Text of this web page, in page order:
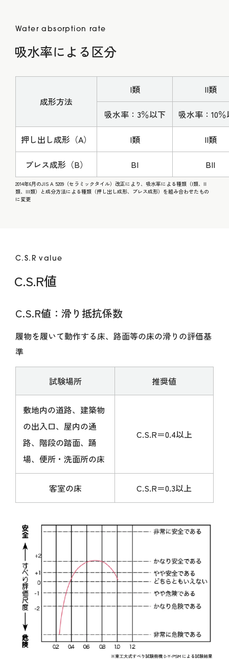
Water absorption rate
吸水率による区分
成形方法
I類 II類
吸水率：3％以下 吸水率：10
押し出し成形（A） I類 II類
プレス成形（B） BI BII
2014年6月のJIS A 5209（セラミックタイル）改正により、吸水率による種類（I類、II
類、III類）と成分方法による種類（押し出し成形、プレス成形）を組み合わせたもの
に変更
C.S.R value
C.S.R値
C.S.R値：滑り抵抗係数
履物を履いて動作する床、路面等の床の滑りの評価基
準
試験場所 推奨値
敷地内の道路、建築物
の出入口、屋内の通
路、階段の踏面、踊
場、便所・洗面所の床
C.S.R＝0.4以上
客室の床 C.S.R＝0.3以上